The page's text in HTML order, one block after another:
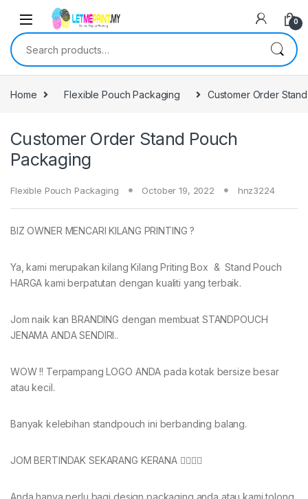
0
Search for:
Home Flexible Pouch Packaging Customer Order
Customer Order Stand Pouch
Packaging
Flexible Pouch Packaging October 19, 2022 hnz3224
BIZ OWNER MENCARI KILANG PRINTING ?
Ya, kami merupakan kilang Kilang Priting Box & Stand Pouch
HARGA kami berpatutan dengan kualiti yang terbaik.
Jom naik kan BRANDING dengan membuat STANDPOUCH
JENAMA ANDA SENDIRI..
WOW !! Terpampang LOGO ANDA pada kotak bersize besar
atau kecil.
Banyak kelebihan standpouch ini berbanding balang.
JOM BERTINDAK SEKARANG KERANA 👇🏻👇🏻
Anda hanya perlu bagi design packaging anda atau kami tolong